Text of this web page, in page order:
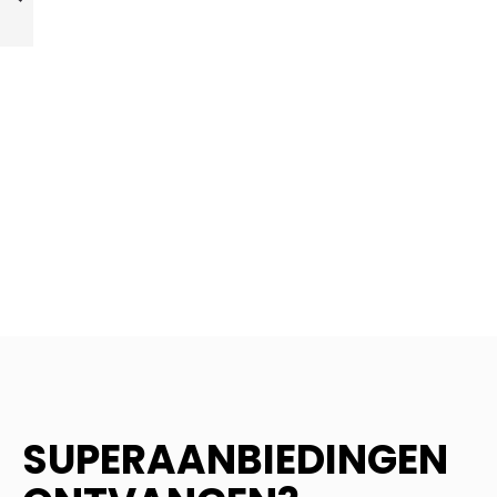
SUPERAANBIEDINGEN